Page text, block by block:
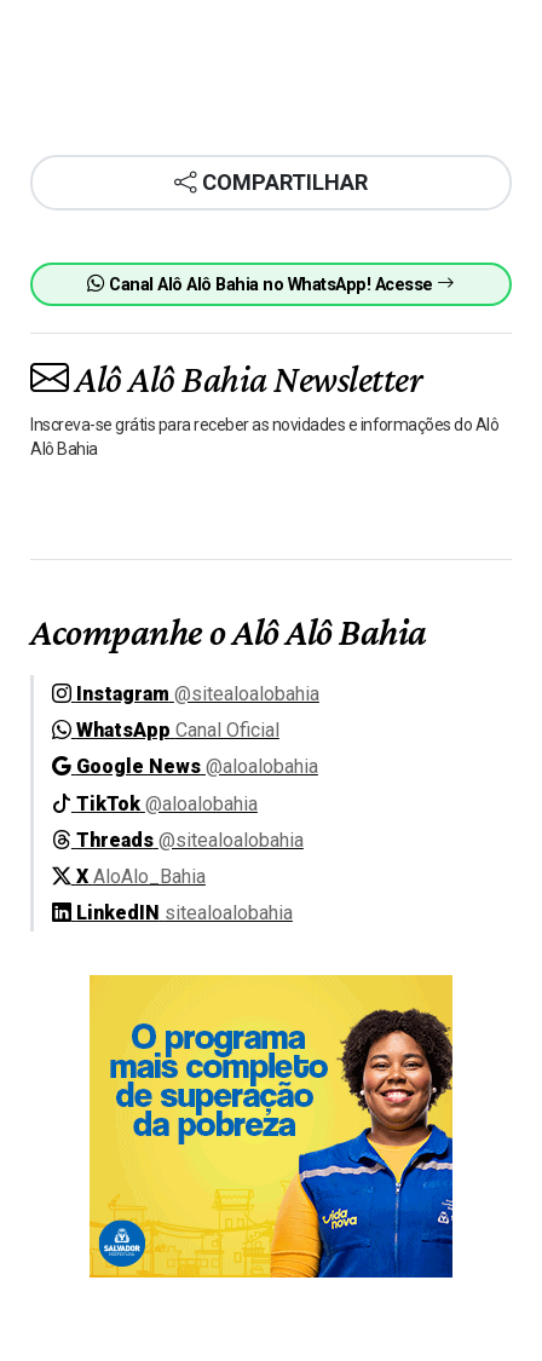
COMPARTILHAR
Canal Alô Alô Bahia no WhatsApp! Acesse
Alô Alô Bahia Newsletter
Inscreva-se grátis para receber as novidades e informações do Alô
Alô Bahia
Acompanhe o Alô Alô Bahia
Instagram @sitealoalobahia
WhatsApp Canal Oficial
Google News @aloalobahia
TikTok @aloalobahia
Threads @sitealoalobahia
X AloAlo_Bahia
LinkedIN sitealoalobahia